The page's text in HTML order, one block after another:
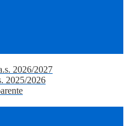
2026/2027
2025/2026